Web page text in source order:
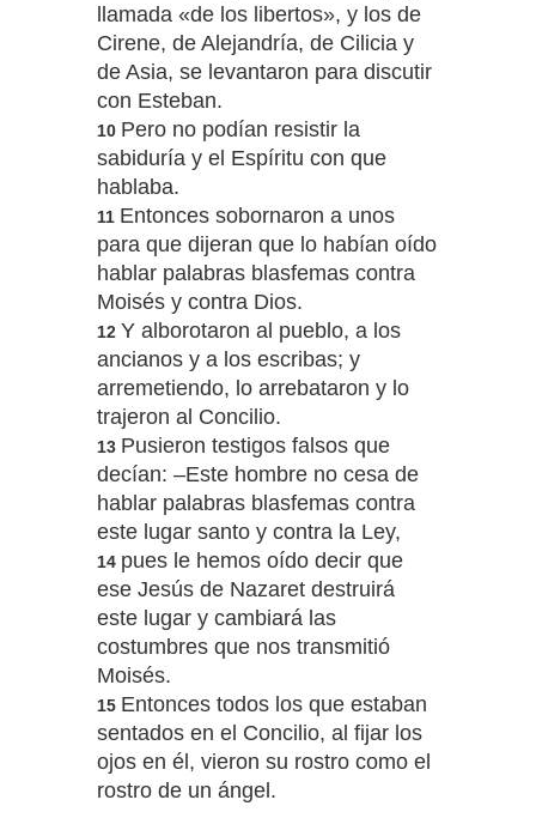
llamada «de los libertos», y los de
Cirene, de Alejandría, de Cilicia y
de Asia, se levantaron para discutir
con Esteban.
10 Pero no podían resistir la
sabiduría y el Espíritu con que
hablaba.
11 Entonces sobornaron a unos
para que dijeran que lo habían oído
hablar palabras blasfemas contra
Moisés y contra Dios.
12 Y alborotaron al pueblo, a los
ancianos y a los escribas; y
arremetiendo, lo arrebataron y lo
trajeron al Concilio.
13 Pusieron testigos falsos que
decían: –Este hombre no cesa de
hablar palabras blasfemas contra
este lugar santo y contra la Ley,
14 pues le hemos oído decir que
ese Jesús de Nazaret destruirá
este lugar y cambiará las
costumbres que nos transmitió
Moisés.
15 Entonces todos los que estaban
sentados en el Concilio, al fijar los
ojos en él, vieron su rostro como el
rostro de un ángel.